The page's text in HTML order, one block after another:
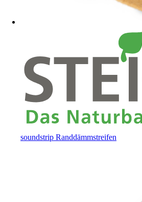
soundstrip Randdämmstreifen